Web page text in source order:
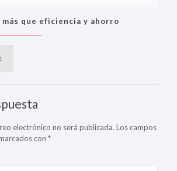
más que eficiencia y ahorro
electrónico no será publicada. Los campos
con *